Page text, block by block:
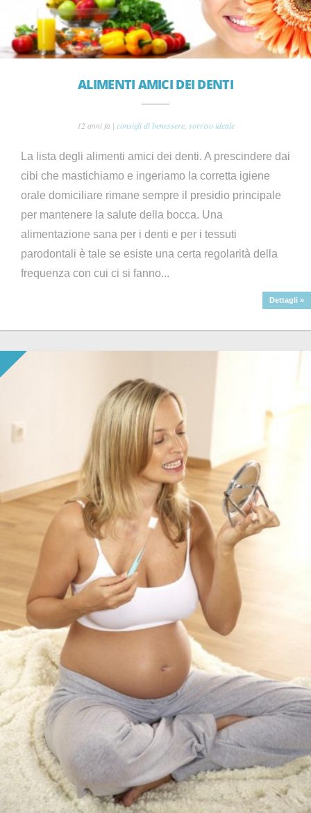
ALIMENTI AMICI DEI DENTI
12 anni fa | consigli di benessere, sorriso ideale
La lista degli alimenti amici dei denti. A prescindere dai
cibi che mastichiamo e ingeriamo la corretta igiene
orale domiciliare rimane sempre il presidio principale
per mantenere la salute della bocca. Una
alimentazione sana per i denti e per i tessuti
parodontali è tale se esiste una certa regolarità della
frequenza con cui ci si fanno...
Dettagli »